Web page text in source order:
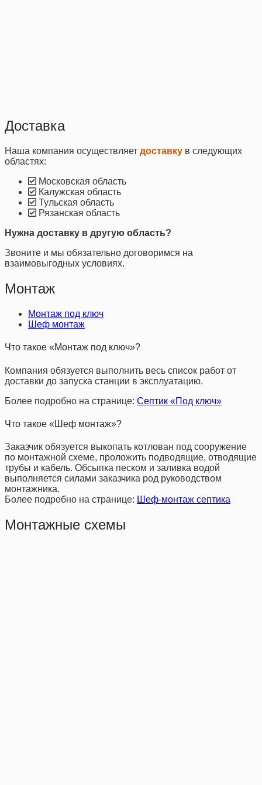
Доставка
Наша компания осуществляет доставку в следующих
областях:
Московская область
Калужская область
Тульская область
Рязанская область
Нужна доставку в другую область?
Звоните и мы обязательно договоримся на
взаимовыгодных условиях.
Монтаж
Монтаж под ключ
Шеф монтаж
Что такое «Монтаж под ключ»?
Компания обязуется выполнить весь список работ от
доставки до запуска станции в эксплуатацию.
Более подробно на странице: Септик «Под ключ»
Что такое «Шеф монтаж»?
Заказчик обязуется выкопать котлован под сооружение
по монтажной схеме, проложить подводящие, отводящие
трубы и кабель. Обсыпка песком и заливка водой
выполняется силами заказчика род руководством
монтажника.
Более подробно на странице: Шеф-монтаж септика
Монтажные схемы